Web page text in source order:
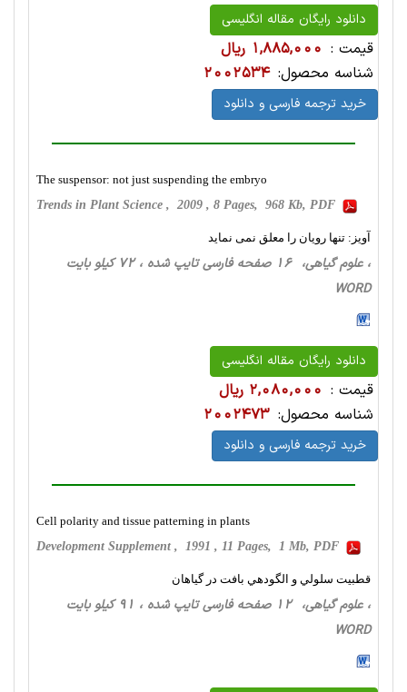
دانلود رایگان مقاله انگلیسی
قیمت : 1,885,000 ریال
شناسه محصول: 2002534
خرید ترجمه فارسی و دانلود
The suspensor: not just suspending the embryo
Trends in Plant Science , 2009 , 8 Pages, 968 Kb, PDF
آویز: تنها رویان را معلق نمی نماید
، علوم گیاهی، 16 صفحه فارسی تایپ شده ، 72 کیلو بایت
WORD
دانلود رایگان مقاله انگلیسی
قیمت : 2,080,000 ریال
شناسه محصول: 2002473
خرید ترجمه فارسی و دانلود
Cell polarity and tissue patterning in plants
Development Supplement , 1991 , 11 Pages, 1 Mb, PDF
قطبيت سلولي و الگودهي بافت در گياهان
، علوم گیاهی، 12 صفحه فارسی تایپ شده ، 91 کیلو بایت
WORD